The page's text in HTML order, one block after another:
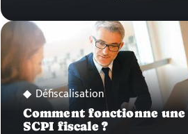
Défiscalisation
Comment fonctionne une
SCPI fiscale ?